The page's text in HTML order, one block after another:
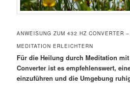
ANWEISUNG ZUM 432 HZ CONVERTER
MEDITATION ERLEICHTERN
Für die Heilung durch Meditation mit
Converter ist es empfehlenswert,
einzuführen und die Umgebung